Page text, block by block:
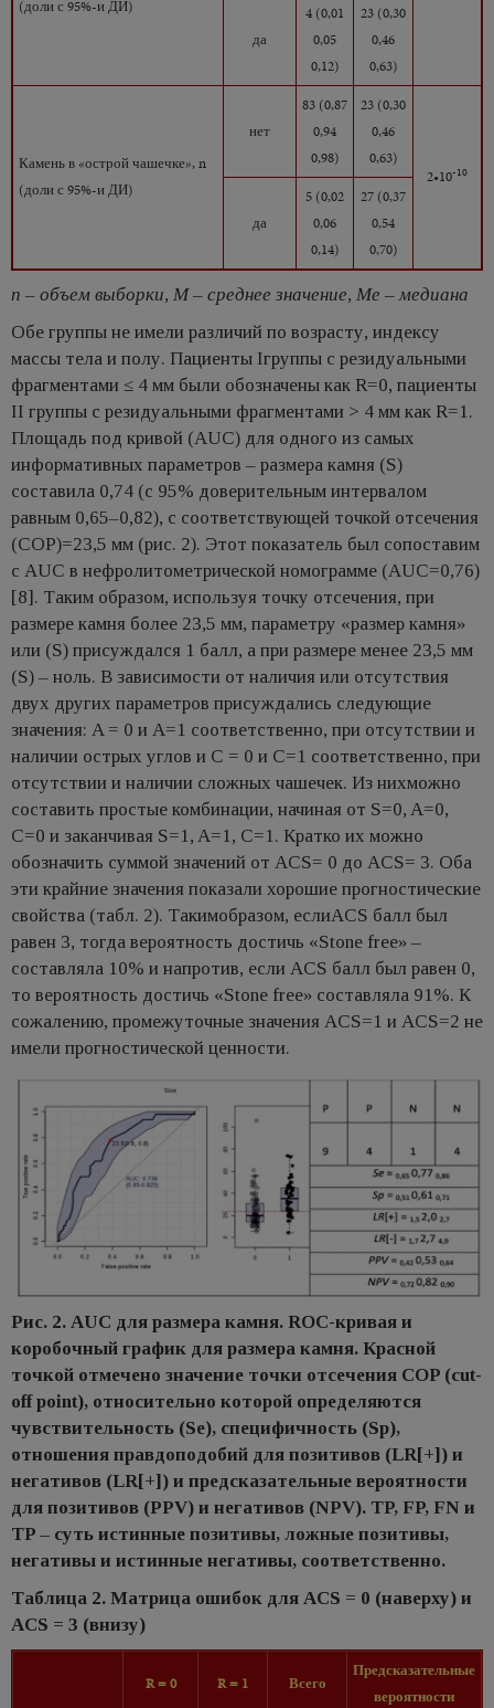
(доли с 95%-и ДИ)
да
4 (0,01
0,05
0,12)
23 (0,30
0,46
0,63)
Камень в «острой чашечке», n
(доли с 95%-и ДИ)
нет
83 (0,87
0,94
0,98)
23 (0,30
0,46
0,63)
2•10-10
да
5 (0,02
0,06
0,14)
27 (0,37
0,54
0,70)
n – объем выборки, M – среднее значение, Me – медиана
Обе группы не имели различий по возрасту, индексу
массы тела и полу. Пациенты Iгруппы с резидуальными
фрагментами ≤ 4 мм были обозначены как R=0, пациенты
II группы с резидуальными фрагментами > 4 мм как R=1.
Площадь под кривой (AUC) для одного из самых
информативных параметров – размера камня (S)
составила 0,74 (с 95% доверительным интервалом
равным 0,65–0,82), с соответствующей точкой отсечения
(COP)=23,5 мм (рис. 2). Этот показатель был сопоставим
с AUC в нефролитометрической номограмме (AUC=0,76)
[8]. Таким образом, используя точку отсечения, при
размере камня более 23,5 мм, параметру «размер камня»
или (S) присуждался 1 балл, а при размере менее 23,5 мм
(S) – ноль. В зависимости от наличия или отсутствия
двух других параметров присуждались следующие
значения: A = 0 и A=1 соответственно, при отсутствии и
наличии острых углов и C = 0 и C=1 соответственно, при
отсутствии и наличии сложных чашечек. Из нихможно
составить простые комбинации, начиная от S=0, A=0,
C=0 и заканчивая S=1, A=1, C=1. Кратко их можно
обозначить суммой значений от ACS= 0 до ACS= 3. Оба
эти крайние значения показали хорошие прогностические
свойства (табл. 2). Такимобразом, еслиACS балл был
равен 3, тогда вероятность достичь «Stone free» –
составляла 10% и напротив, если ACS балл был равен 0,
то вероятность достичь «Stone free» составляла 91%. К
сожалению, промежуточные значения ACS=1 и ACS=2 не
имели прогностической ценности.
Рис. 2. AUC для размера камня. ROC-кривая и
коробочный график для размера камня. Красной
точкой отмечено значение точки отсечения COP (cut-
off point), относительно которой определяются
чувствительность (Se), специфичность (Sp),
отношения правдоподобий для позитивов (LR[+]) и
негативов (LR[+]) и предсказательные вероятности
для позитивов (PPV) и негативов (NPV). TP, FP, FN и
TP – суть истинные позитивы, ложные позитивы,
негативы и истинные негативы, соответственно.
Таблица 2. Матрица ошибок для ACS = 0 (наверху) и
ACS = 3 (внизу)
R = 0 R = 1 Всего
Предсказательные
вероятности